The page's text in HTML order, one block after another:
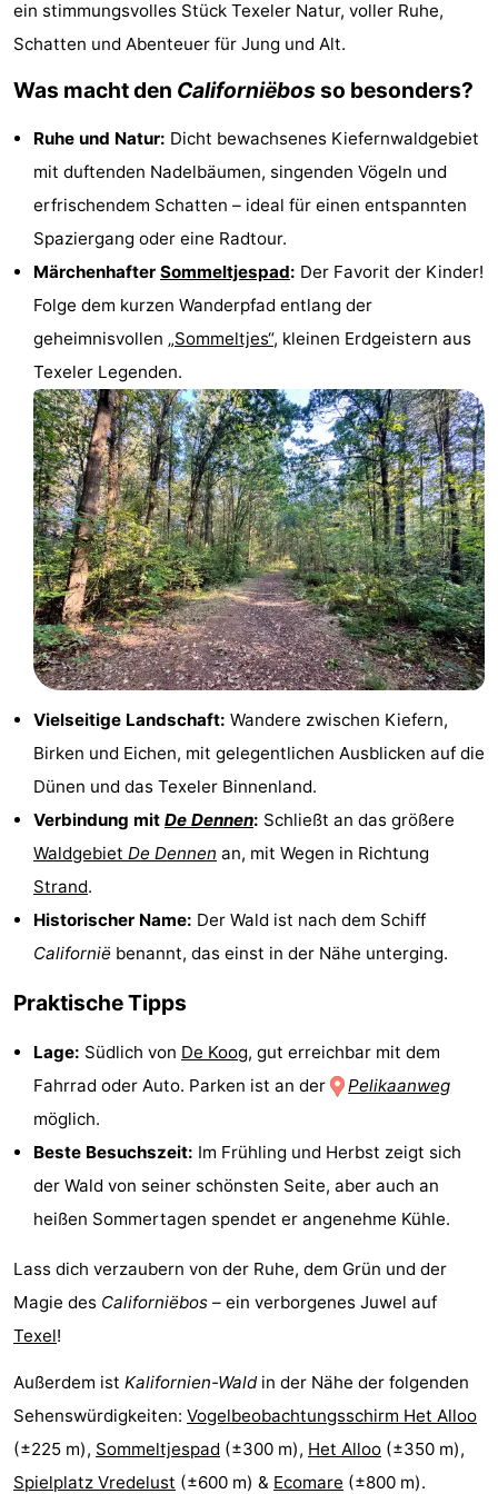
De
Waal
-
Oosterend
Natur
Schönste
Aussichtspunkte
Übernachten
Appartements
Bosch
en
Zee
De
Vlijt
Hoeve
Holland
Land
en
Zeezicht
Strandhuys
Strandplevier
Campingplätze
Ferienhäuser
-
Eibernest
't
Hoogelandt
-
Beach
Park
Buytenveldt
-
Texel
Kustpark
Texel
Sluftervallei
Strandhuys
Villapark
Residentie
Texel
Villapark
Vogelmient
Hotels
Zimmer
(mit
Frühstück)
Lastminutes
Strand
Sehen
ein stimmungsvolles Stück Texeler Natur, voller Ruhe,
Schatten und Abenteuer für Jung und Alt.
Was macht den Californiëbosso besonders?
Ruhe und Natur: Dicht bewachsenes Kiefernwaldgebiet
mit duftenden Nadelbäumen, singenden Vögeln und
erfrischendem Schatten – ideal für einen entspannten
Spaziergang oder eine Radtour.
Märchenhafter Sommeltjespad: Der Favorit der Kinder!
Folge dem kurzen Wanderpfad entlang der
geheimnisvollen „Sommeltjes“, kleinen Erdgeistern aus
Texeler Legenden.
Vielseitige Landschaft: Wandere zwischen Kiefern,
Birken und Eichen, mit gelegentlichen Ausblicken auf die
Dünen und das Texeler Binnenland.
Verbindung mit De Dennen: Schließt an das größere
Waldgebiet De Dennen an, mit Wegen in Richtung
Strand.
Historischer Name: Der Wald ist nach dem Schiff
Californië benannt, das einst in der Nähe unterging.
Praktische Tipps
Lage: Südlich von De Koog, gut erreichbar mit dem
Fahrrad oder Auto. Parken ist an der
Pelikaanweg
möglich.
Beste Besuchszeit: Im Frühling und Herbst zeigt sich
der Wald von seiner schönsten Seite, aber auch an
heißen Sommertagen spendet er angenehme Kühle.
Lass dich verzaubern von der Ruhe, dem Grün und der
Magie des Californiëbos – ein verborgenes Juwel auf
Texel!
Außerdem ist Kalifornien-Waldin der Nähe der folgenden
Sehenswürdigkeiten: Vogelbeobachtungsschirm Het Alloo
(±225 m), Sommeltjespad (±300 m), Het Alloo (±350 m),
Spielplatz Vredelust (±600 m) & Ecomare (±800 m).